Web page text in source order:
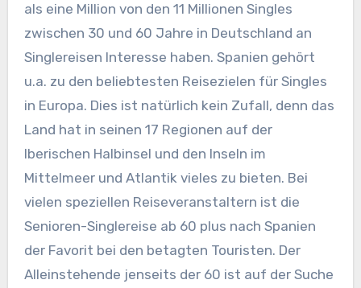
als eine Million von den 11 Millionen Singles
zwischen 30 und 60 Jahre in Deutschland an
Singlereisen Interesse haben. Spanien gehört
u.a. zu den beliebtesten Reisezielen für Singles
in Europa. Dies ist natürlich kein Zufall, denn das
Land hat in seinen 17 Regionen auf der
Iberischen Halbinsel und den Inseln im
Mittelmeer und Atlantik vieles zu bieten. Bei
vielen speziellen Reiseveranstaltern ist die
Senioren-Singlereise ab 60 plus nach Spanien
der Favorit bei den betagten Touristen. Der
Alleinstehende jenseits der 60 ist auf der Suche